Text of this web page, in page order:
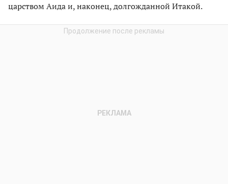
царством Аида и, наконец, долгожданной Итакой.